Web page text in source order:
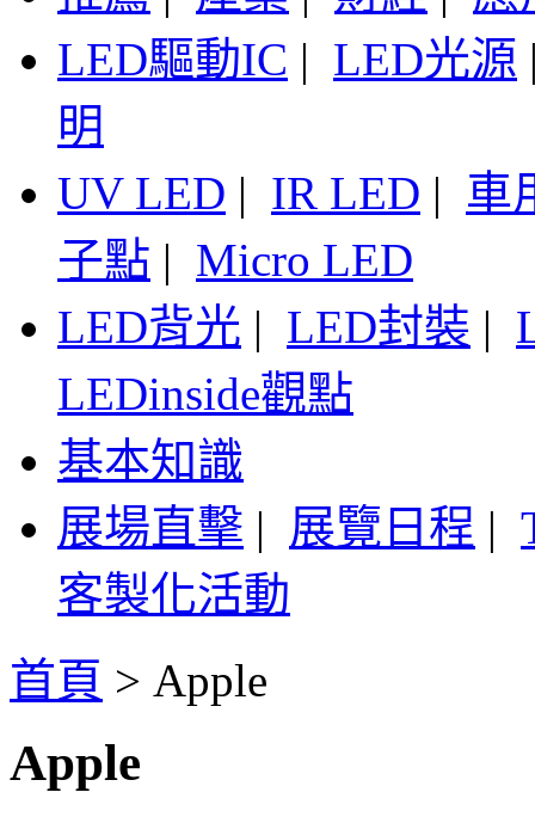
LED驅動IC | LED光源
明
UV LED | IR LED | 車
子點 | Micro LED
LED背光 | LED封裝 |
LEDinside觀點
基本知識
展場直擊 | 展覽日程 |
客製化活動
首頁 > Apple
Apple